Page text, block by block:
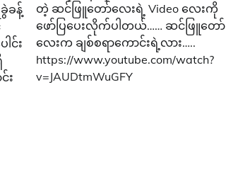
ခန့်
င်း
း
တဲ့ ဆင်ဖြူတော်လေးရဲ့ Video လေးကို
ဖော်ပြပေးလိုက်ပါတယ်…… ဆင်ဖြူတော်
လေးက ချစ်စရာကောင်းရဲ့လား…..
https://www.youtube.com/watch?
v=JAUDtmWuGFY